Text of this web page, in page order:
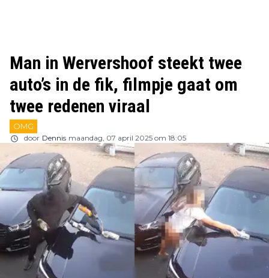
Man in Wervershoof steekt twee
auto’s in de fik, filmpje gaat om
twee redenen viraal
OMG
door Dennis maandag, 07 april 2025 om 18:05